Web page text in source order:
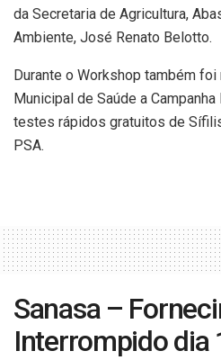
da Secretaria de Agricultura,
Ambiente, José Renato Belotto.
Durante o Workshop também
Municipal de Saúde a
testes rápidos gratuitos de
PSA.
Sanasa –
Interrompido